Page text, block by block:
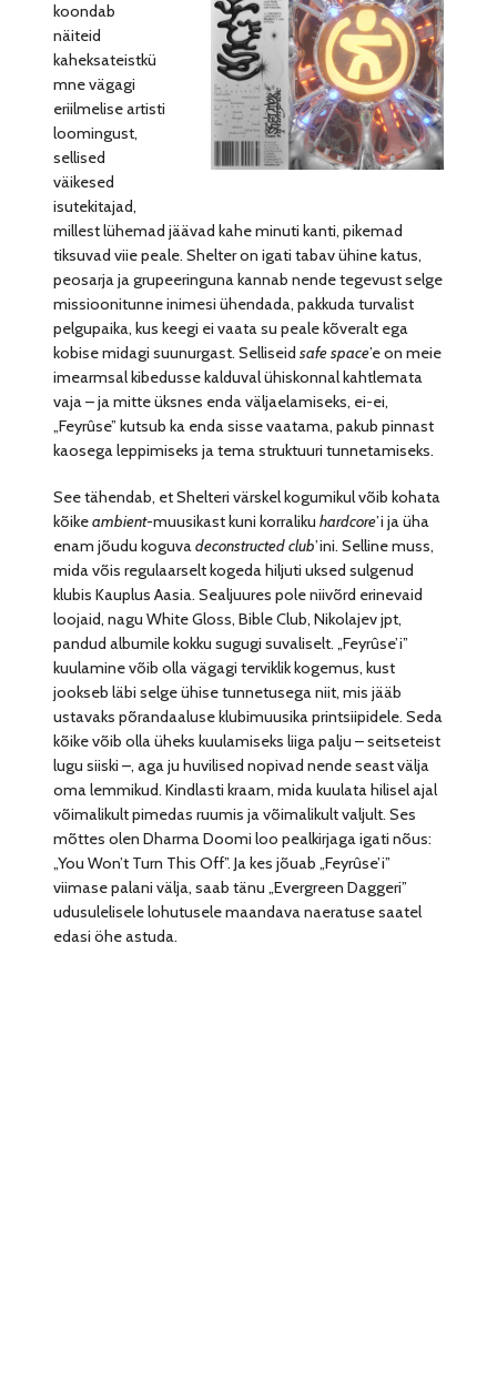
koondab
näiteid
kaheksateistkü
mne vägagi
eriilmelise artisti
loomingust,
sellised
väikesed
isutekitajad,
millest lühemad jäävad kahe minuti kanti, pikemad
tiksuvad viie peale. Shelter on igati tabav ühine katus,
peosarja ja grupeeringuna kannab nende tegevust selge
missioonitunne inimesi ühendada, pakkuda turvalist
pelgupaika, kus keegi ei vaata su peale kõveralt ega
kobise midagi suunurgast. Selliseidsafe space’e on meie
imearmsal kibedusse kalduval ühiskonnal kahtlemata
vaja – ja mitte üksnes enda väljaelamiseks, ei-ei,
„Feyrûse” kutsub ka enda sisse vaatama, pakub pinnast
kaosega leppimiseks ja tema struktuuri tunnetamiseks.
See tähendab, et Shelteri värskel kogumikul võib kohata
kõikeambient-muusikast kuni korralikuhardcore’i ja üha
enam jõudu koguvadeconstructed club’ini. Selline muss,
mida võis regulaarselt kogeda hiljuti uksed sulgenud
klubis Kauplus Aasia. Sealjuures pole niivõrd erinevaid
loojaid, nagu White Gloss, Bible Club, Nikolajev jpt,
pandud albumile kokku sugugi suvaliselt. „Feyrûse’i”
kuulamine võib olla vägagi terviklik kogemus, kust
jookseb läbi selge ühise tunnetusega niit, mis jääb
ustavaks põrandaaluse klubimuusika printsiipidele. Seda
kõike võib olla üheks kuulamiseks liiga palju – seitseteist
lugu siiski –, aga ju huvilised nopivad nende seast välja
oma lemmikud. Kindlasti kraam, mida kuulata hilisel ajal
võimalikult pimedas ruumis ja võimalikult valjult. Ses
mõttes olen Dharma Doomi loo pealkirjaga igati nõus:
„You Won’t Turn This Off”. Ja kes jõuab „Feyrûse’i”
viimase palani välja, saab tänu „Evergreen Daggeri”
udusulelisele lohutusele maandava naeratuse saatel
edasi öhe astuda.